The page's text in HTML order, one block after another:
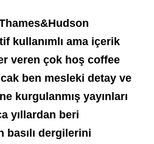
kullanımlı ama içerik
veren çok hoş coffee
ben mesleki detay ve
kurgulanmış yayınları
yıllardan beri
basılı dergilerini